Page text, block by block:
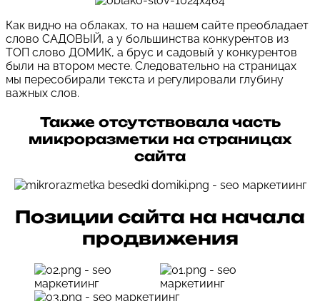
Как видно на облаках, то на нашем сайте преобладает
слово САДОВЫЙ, а у большинства конкурентов из
ТОП слово ДОМИК, а брус и садовый у конкурентов
были на втором месте. Следовательно на страницах
мы пересобирали текста и регулировали глубину
важных слов.
Также отсутствовала часть
микроразметки на страницах
сайта
Позиции сайта на начала
продвижения